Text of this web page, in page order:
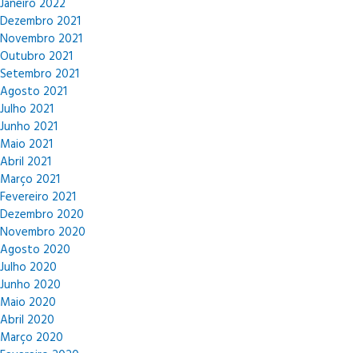
Janeiro 2022
Dezembro 2021
Novembro 2021
Outubro 2021
Setembro 2021
Agosto 2021
Julho 2021
Junho 2021
Maio 2021
Abril 2021
Março 2021
Fevereiro 2021
Dezembro 2020
Novembro 2020
Agosto 2020
Julho 2020
Junho 2020
Maio 2020
Abril 2020
Março 2020